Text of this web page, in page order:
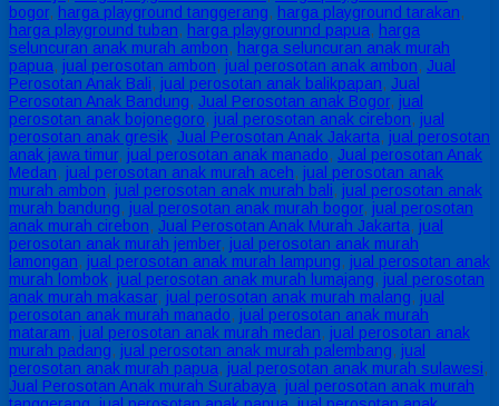
bogor, harga playground tanggerang, harga playground tarakan,
harga playground tuban, harga playgrounnd papua, harga
seluncuran anak murah ambon, harga seluncuran anak murah
papua, jual perosotan ambon, jual perosotan anak ambon, Jual
Perosotan Anak Bali, jual perosotan anak balikpapan, Jual
Perosotan Anak Bandung, Jual Perosotan anak Bogor, jual
perosotan anak bojonegoro, jual perosotan anak cirebon, jual
perosotan anak gresik, Jual Perosotan Anak Jakarta, jual perosotan
anak jawa timur, jual perosotan anak manado, Jual perosotan Anak
Medan, jual perosotan anak murah aceh, jual perosotan anak
murah ambon, jual perosotan anak murah bali, jual perosotan anak
murah bandung, jual perosotan anak murah bogor, jual perosotan
anak murah cirebon, Jual Perosotan Anak Murah Jakarta, jual
perosotan anak murah jember, jual perosotan anak murah
lamongan, jual perosotan anak murah lampung, jual perosotan anak
murah lombok, jual perosotan anak murah lumajang, jual perosotan
anak murah makasar, jual perosotan anak murah malang, jual
perosotan anak murah manado, jual perosotan anak murah
mataram, jual perosotan anak murah medan, jual perosotan anak
murah padang, jual perosotan anak murah palembang, jual
perosotan anak murah papua, jual perosotan anak murah sulawesi,
Jual Perosotan Anak murah Surabaya, jual perosotan anak murah